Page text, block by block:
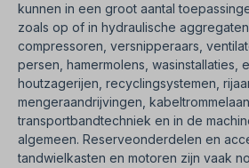
kunnen in een groot aantal
zoals op of in hydraulische
compressoren, versnipperaars,
persen, hamermolens, wasinstallaties,
houtzagerijen, recyclingsystemen,
mengeraandrijvingen,
transportbandtechniek en in de
algemeen. Reserveonderdelen en
tandwielkasten en motoren zijn vaak